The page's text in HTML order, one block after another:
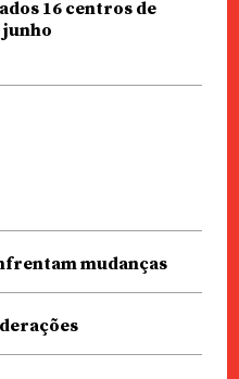
16 centros de
junho
mudanças